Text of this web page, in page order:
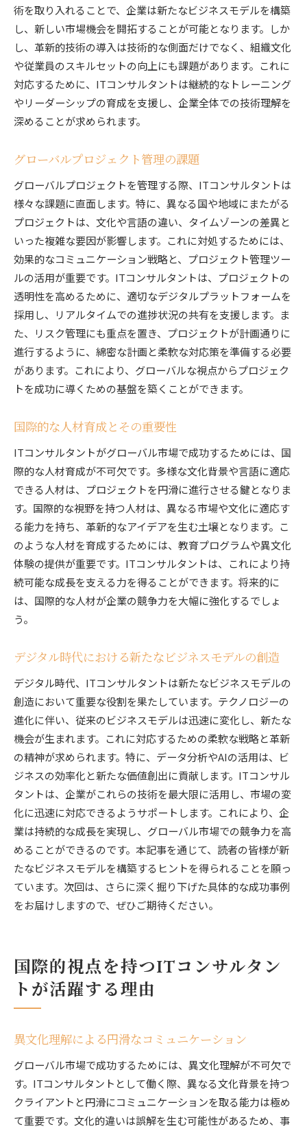
術を取り入れることで、企業は新たなビジネスモデルを構築
し、新しい市場機会を開拓することが可能となります。しか
し、革新的技術の導入は技術的な側面だけでなく、組織文化
や従業員のスキルセットの向上にも課題があります。これに
対応するために、ITコンサルタントは継続的なトレーニング
やリーダーシップの育成を支援し、企業全体での技術理解を
深めることが求められます。
グローバルプロジェクト管理の課題
グローバルプロジェクトを管理する際、ITコンサルタントは
様々な課題に直面します。特に、異なる国や地域にまたがる
プロジェクトは、文化や言語の違い、タイムゾーンの差異と
いった複雑な要因が影響します。これに対処するためには、
効果的なコミュニケーション戦略と、プロジェクト管理ツー
ルの活用が重要です。ITコンサルタントは、プロジェクトの
透明性を高めるために、適切なデジタルプラットフォームを
採用し、リアルタイムでの進捗状況の共有を支援します。ま
た、リスク管理にも重点を置き、プロジェクトが計画通りに
進行するように、綿密な計画と柔軟な対応策を準備する必要
があります。これにより、グローバルな視点からプロジェク
トを成功に導くための基盤を築くことができます。
国際的な人材育成とその重要性
ITコンサルタントがグローバル市場で成功するためには、国
際的な人材育成が不可欠です。多様な文化背景や言語に適応
できる人材は、プロジェクトを円滑に進行させる鍵となりま
す。国際的な視野を持つ人材は、異なる市場や文化に適応す
る能力を持ち、革新的なアイデアを生む土壌となります。こ
のような人材を育成するためには、教育プログラムや異文化
体験の提供が重要です。ITコンサルタントは、これにより持
続可能な成長を支える力を得ることができます。将来的に
は、国際的な人材が企業の競争力を大幅に強化するでしょ
う。
デジタル時代における新たなビジネスモデルの創造
デジタル時代、ITコンサルタントは新たなビジネスモデルの
創造において重要な役割を果たしています。テクノロジーの
進化に伴い、従来のビジネスモデルは迅速に変化し、新たな
機会が生まれます。これに対応するための柔軟な戦略と革新
の精神が求められます。特に、データ分析やAIの活用は、ビ
ジネスの効率化と新たな価値創出に貢献します。ITコンサル
タントは、企業がこれらの技術を最大限に活用し、市場の変
化に迅速に対応できるようサポートします。これにより、企
業は持続的な成長を実現し、グローバル市場での競争力を高
めることができるのです。本記事を通じて、読者の皆様が新
たなビジネスモデルを構築するヒントを得られることを願っ
ています。次回は、さらに深く掘り下げた具体的な成功事例
をお届けしますので、ぜひご期待ください。
国際的視点を持つITコンサルタン
トが活躍する理由
異文化理解による円滑なコミュニケーション
グローバル市場で成功するためには、異文化理解が不可欠で
す。ITコンサルタントとして働く際、異なる文化背景を持つ
クライアントと円滑にコミュニケーションを取る能力は極め
て重要です。文化的違いは誤解を生む可能性があるため、事